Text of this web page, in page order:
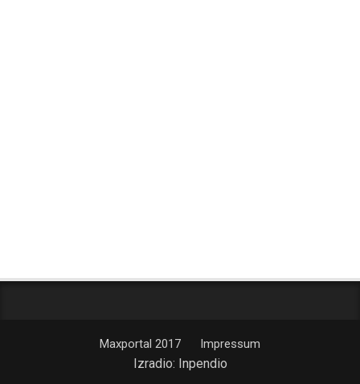
Maxportal 2017 Impressum
Izradio: Inpendio